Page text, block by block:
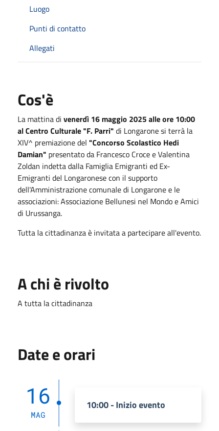
Luogo
Punti di contatto
Allegati
Cos'è
La mattina di venerdì 16 maggio 2025 alle ore 10:00
al Centro Culturale "F. Parri" di Longarone si terrà la
XIV^ premiazione del "Concorso Scolastico Hedi
Damian" presentato da Francesco Croce e Valentina
Zoldan indetta dalla Famiglia Emigranti ed Ex-
Emigranti del Longaronese con il supporto
dell'Amministrazione comunale di Longarone e le
associazioni: Associazione Bellunesi nel Mondo e Amici
di Urussanga.
Tutta la cittadinanza è invitata a partecipare all'evento.
A chi è rivolto
A tutta la cittadinanza
Date e orari
16
MAG
10:00 - Inizio evento